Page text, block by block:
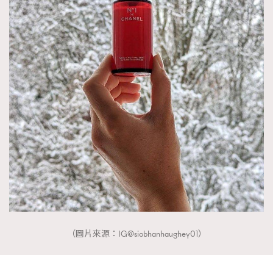
（圖片來源：IG@siobhanhaughey01）